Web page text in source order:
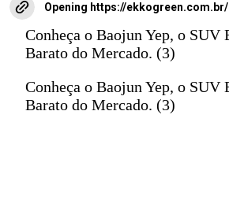
Opening
Conheça o Baojun Yep, o
Barato do Mercado. (3)
Conheça o Baojun Yep, o
Barato do Mercado. (3)